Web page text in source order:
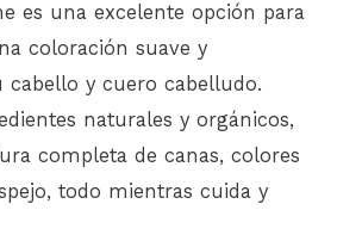
es una excelente opción para
coloración suave y
cabello y cuero cabelludo.
naturales y orgánicos,
completa de canas, colores
todo mientras cuida y